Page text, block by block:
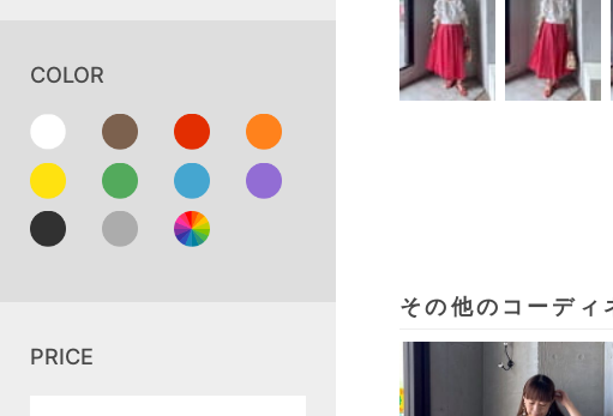
COLOR
PRICE
その他のコーディ